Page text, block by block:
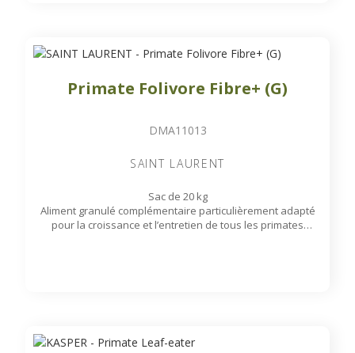
Primate Folivore Fibre+ (G)
DMA11013
SAINT LAURENT
Sac de 20 kg
Aliment granulé complémentaire particulièrement adapté
pour la croissance et l’entretien de tous les primates